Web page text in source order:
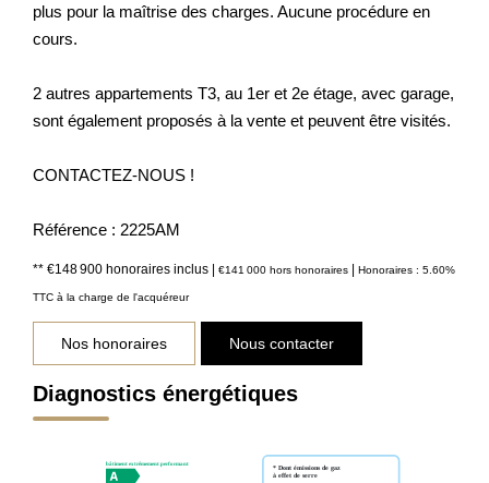
plus pour la maîtrise des charges. Aucune procédure en
cours.
2 autres appartements T3, au 1er et 2e étage, avec garage,
sont également proposés à la vente et peuvent être visités.
CONTACTEZ-NOUS !
Référence : 2225AM
** €148 900 honoraires inclus | €141 000 hors honoraires | Honoraires : 5.60%
TTC à la charge de l'acquéreur
Nos honoraires Nous contacter
Diagnostics énergétiques